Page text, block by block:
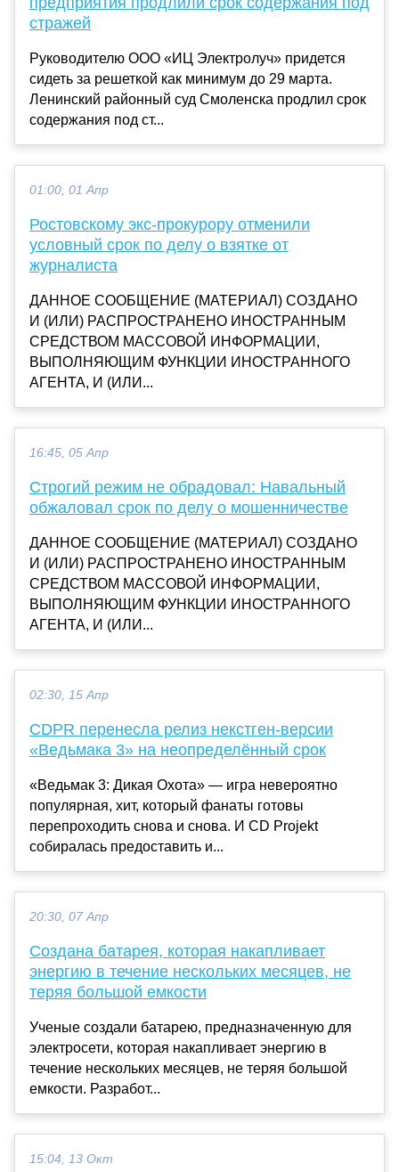
стражей
Руководителю ООО «ИЦ Электролуч» придется
сидеть за решеткой как минимум до 29 марта.
Ленинский районный суд Смоленска продлил срок
содержания под ст...
01:00, 01 Апр
Ростовскому экс-прокурору отменили
условный срок по делу о взятке от
журналиста
ДАННОЕ СООБЩЕНИЕ (МАТЕРИАЛ) СОЗДАНО
И (ИЛИ) РАСПРОСТРАНЕНО ИНОСТРАННЫМ
СРЕДСТВОМ МАССОВОЙ ИНФОРМАЦИИ,
ВЫПОЛНЯЮЩИМ ФУНКЦИИ ИНОСТРАННОГО
АГЕНТА, И (ИЛИ...
16:45, 05 Апр
Строгий режим не обрадовал: Навальный
обжаловал срок по делу о мошенничестве
ДАННОЕ СООБЩЕНИЕ (МАТЕРИАЛ) СОЗДАНО
И (ИЛИ) РАСПРОСТРАНЕНО ИНОСТРАННЫМ
СРЕДСТВОМ МАССОВОЙ ИНФОРМАЦИИ,
ВЫПОЛНЯЮЩИМ ФУНКЦИИ ИНОСТРАННОГО
АГЕНТА, И (ИЛИ...
02:30, 15 Апр
CDPR перенесла релиз некстген-версии
«Ведьмака 3» на неопределённый срок
«Ведьмак 3: Дикая Охота» — игра невероятно
популярная, хит, который фанаты готовы
перепроходить снова и снова. И CD Projekt
собиралась предоставить и...
20:30, 07 Апр
Создана батарея, которая накапливает
энергию в течение нескольких месяцев, не
теряя большой емкости
Ученые создали батарею, предназначенную для
электросети, которая накапливает энергию в
течение нескольких месяцев, не теряя большой
емкости. Разработ...
15:04, 13 Окт